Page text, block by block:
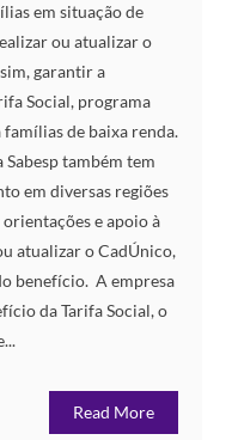
em situação de
ou atualizar o
garantir a
Social, programa
de baixa renda.
também tem
em diversas regiões
e apoio à
atualizar o CadÚnico,
benefício. A empresa
da Tarifa Social, o
Read More